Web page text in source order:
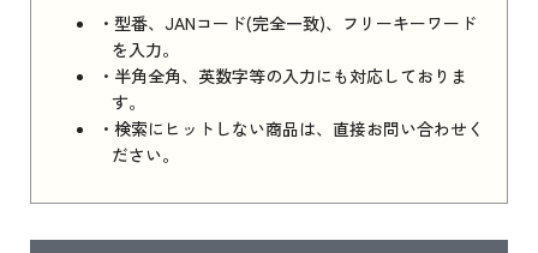
・型番、JANコード(完全一致)、フリーキーワード
を入力。
・半角全角、英数字等の入力にも対応しておりま
す。
・検索にヒットしない商品は、直接お問い合わせく
ださい。
iPhone 16e シリーズ 2025 新品買取価格はこち
ら
iPad 11インチ 2025年春モデル
はこちら